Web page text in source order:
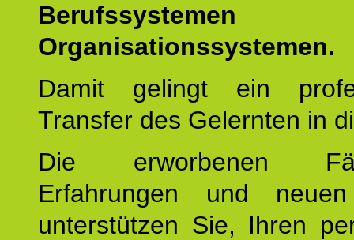
Organisationssystemen.
Damit gelingt ein
Transfer des Gelernten in
Die erworbenen
Erfahrungen und
unterstützen Sie, Ihren